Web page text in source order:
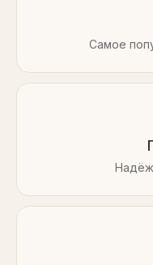
Самое